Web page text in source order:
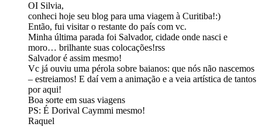
OI Silvia,
conheci hoje seu blog para uma viagem à Curitiba!:)
Então, fui visitar o restante do país com vc.
Minha última parada foi Salvador, cidade onde nasci e
moro… brilhante suas colocações!rss
Salvador é assim mesmo!
Vc já ouviu uma pérola sobre baianos: que nós não nascemos
– estreiamos! E daí vem a animação e a veia artística de tantos
por aqui!
Boa sorte em suas viagens
PS: É Dorival Caymmi mesmo!
Raquel